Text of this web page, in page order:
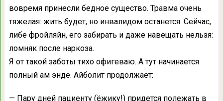
вовремя принесли бедное существо. Травма очень
тяжелая: жить будет, но инвалидом останется. Сейчас,
либе фройляйн, его забирать и даже навещать нельзя:
ломняк после наркоза.
Я от такой заботы тихо офигеваю. А тут начинается
полный ам энде. Айболит продолжает:
— Пару дней пациенту (ёжику!) придется полежать в